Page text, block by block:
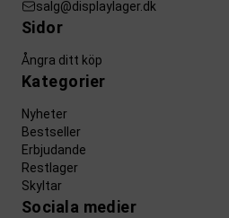
salg@displaylager.dk
Sidor
Ångra ditt köp
Kategorier
Nyheter
Bestseller
Erbjudande
Restlager
Skyltar
Sociala medier